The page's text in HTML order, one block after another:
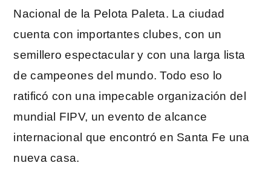
Nacional de la Pelota Paleta. La ciudad
cuenta con importantes clubes, con un
semillero espectacular y con una larga lista
de campeones del mundo. Todo eso lo
ratificó con una impecable organización del
mundial FIPV, un evento de alcance
internacional que encontró en Santa Fe una
nueva casa.